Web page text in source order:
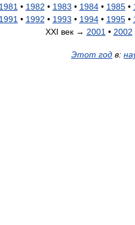
• 1982 • 1983 • 1984• 1985•
• 1992 • 1993 • 1994• 1995•
XXI век → 2001 • 2002
Этот год в: